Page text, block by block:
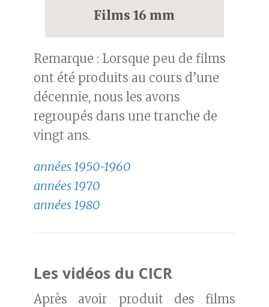
Films 16 mm
Remarque : Lorsque peu de films
ont été produits au cours d’une
décennie, nous les avons
regroupés dans une tranche de
vingt ans.
années 1950-1960
années 1970
années 1980
Les vidéos du CICR
Après avoir produit des films